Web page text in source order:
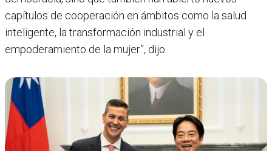
capítulos de cooperación en ámbitos como la salud
inteligente, la transformación industrial y el
empoderamiento de la mujer”, dijo.